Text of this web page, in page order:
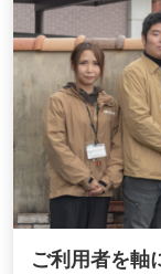
ご利用者を軸